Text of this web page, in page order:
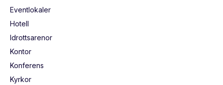
Eventlokaler
Hotell
Idrottsarenor
Kontor
Konferens
Kyrkor